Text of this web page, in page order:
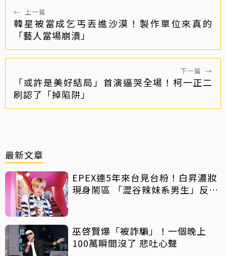
← 上一篇
韓星被當成乞丐丟進沙漠！製作單位來真的
「藝人當場崩潰」
下一篇 →
「或許是美好結局」首演逼哭全場！柯一正二
刷認了「掉陷阱」
最新文章
EPEX連5年來台見台粉！白昇濃妝
現身鬧區 「澀谷辣妹系男生」反差
巫啓賢爆「被詐騙」！一個晚上
100萬瞬間沒了 悲吐心聲